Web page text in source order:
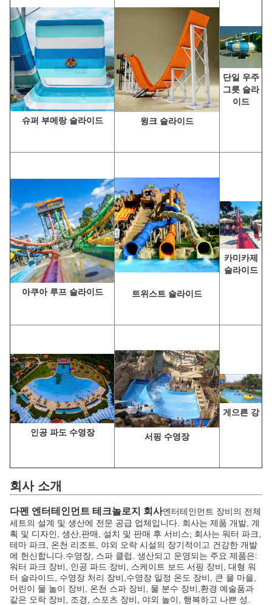
슈퍼 부메랑 슬라이드 윙크 슬라이드
단일 우주
그릇 슬라
이드
아쿠아 루프 슬라이드 트위스트 슬라이드
카미카제
슬라이드
인공 파도 수영장 서핑 수영장
게으른 강
회사 소개
다펜 엔터테인먼트 테크놀로지 회사엔터테인먼트 장비의 전체
세트의 설계 및 생산에 전문 공급 업체입니다. 회사는 제품 개발, 계
획 및 디자인, 생산,판매, 설치 및 판매 후 서비스; 회사는 워터 파크,
테마 파크, 온천 리조트, 야외 오락 시설의 장기적이고 건강한 개발
에 헌신합니다.수영장, 스파 클럽. 생산되고 운영되는 주요 제품은:
워터 파크 장비, 인공 파드 장비, 스케이트 보드 서핑 장비, 대형 워
터 슬라이드, 수영장 처리 장비,수영장 일정 온도 장비, 큰 물 마을,
어린이 물 놀이 장비, 온천 스파 장비, 물 분수 장비,환경 예술품과
같은 오락 장비, 조경, 스포츠 장비, 야외 놀이, 행복하고 나쁜 성.